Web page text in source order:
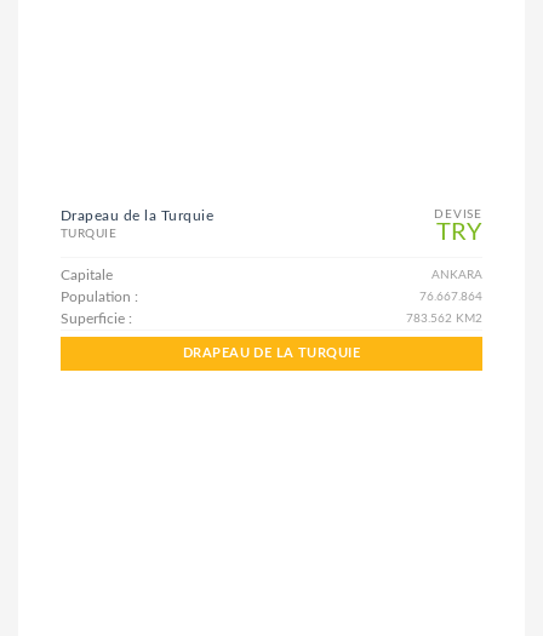
DEVISE
TRY
Drapeau de la Turquie
TURQUIE
Capitale ANKARA
Population : 76.667.864
Superficie : 783.562 KM2
DRAPEAU DE LA TURQUIE